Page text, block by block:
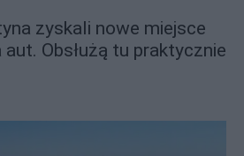
zyskali nowe miejsce
Obsłużą tu praktycznie